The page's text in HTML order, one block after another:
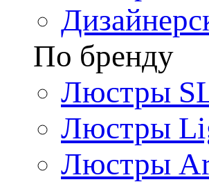
По бренду
Люстры
Люстры
Люстры